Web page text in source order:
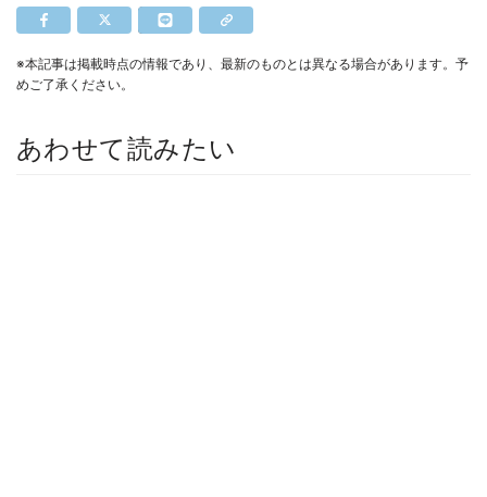
※本記事は掲載時点の情報であり、最新のものとは異なる場合があります。予
めご了承ください。
あわせて読みたい